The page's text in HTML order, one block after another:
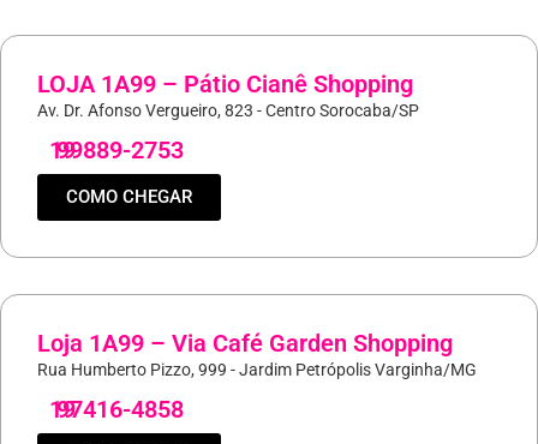
LOJA 1A99 – Pátio Cianê Shopping
Av. Dr. Afonso Vergueiro, 823 - Centro Sorocaba/SP
19
99889-2753
COMO CHEGAR
Loja 1A99 – Via Café Garden Shopping
Rua Humberto Pizzo, 999 - Jardim Petrópolis Varginha/MG
19
97416-4858